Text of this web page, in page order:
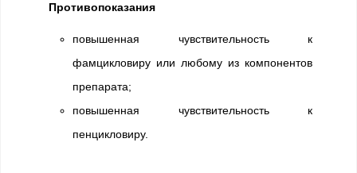
Противопоказания
повышенная чувствительность к
фамцикловиру или любому из компонентов
препарата;
повышенная чувствительность к
пенцикловиру.